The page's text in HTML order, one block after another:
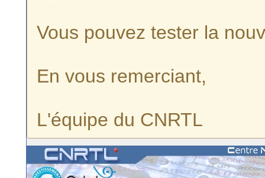
Vous pouvez tester la
En vous remerciant,
L'équipe du CNRTL